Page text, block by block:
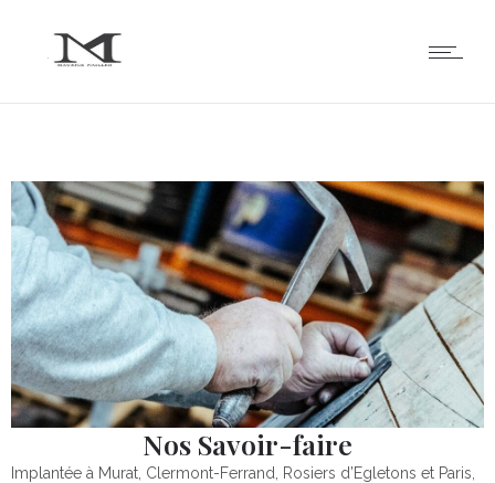
Nos Savoir-faire
Implantée à Murat, Clermont-Ferrand, Rosiers d’Egletons et Paris,